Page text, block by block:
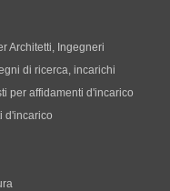
Architetti, Ingegneri
di ricerca, incarichi
per affidamenti d'incarico
d'incarico